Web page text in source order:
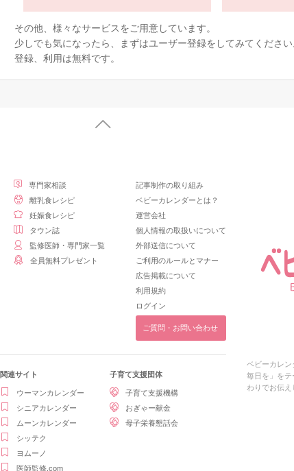
その他、様々なサービスをご用意しています。
少しでも気になったら、まずはユーザー登録をしてみてください
登録、利用は無料です。
専門家相談
離乳食レシピ
妊娠食レシピ
タウン誌
監修医師・専門家一覧
全員無料プレゼント
記事制作の取り組み
ベビーカレンダーとは？
運営会社
個人情報の取扱いについて
外部送信について
ご利用のルールとマナー
広告掲載について
利用規約
ログイン
ご質問・お問い合わせ
関連サイト
ウーマンカレンダー
シニアカレンダー
ムーンカレンダー
シッテク
ヨムーノ
医師監修.com
子育て支援団体
子育て支援機構
おぎゃー献金
母子栄養懇話会
ベビーカレ
毎日を」を
わりでお伝え